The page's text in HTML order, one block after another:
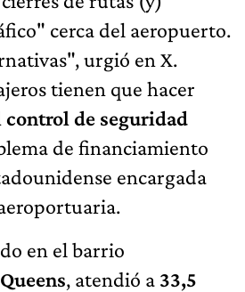
cerca del aeropuerto.
urgió en X.
tienen que hacer
control de seguridad
de financiamiento
encargada
en el barrio
Queens, atendió a 33,5